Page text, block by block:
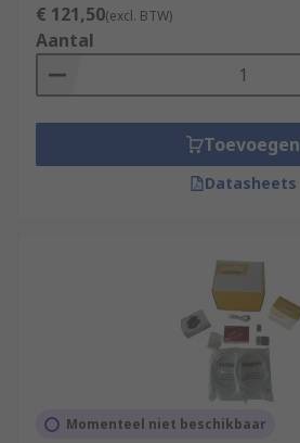
€ 121,50(excl. BTW)
Aantal
Toevoegen
Datasheets
Momenteel niet beschikbaar